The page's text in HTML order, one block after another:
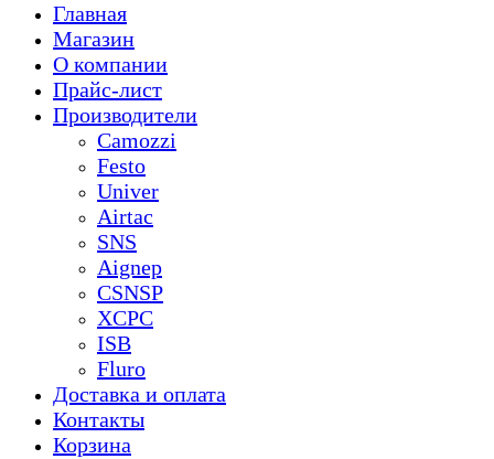
Главная
Магазин
О компании
Прайс-лист
Производители
Camozzi
Festo
Univer
Airtac
SNS
Aignep
CSNSP
XCPC
ISB
Fluro
Доставка и оплата
Контакты
Корзина